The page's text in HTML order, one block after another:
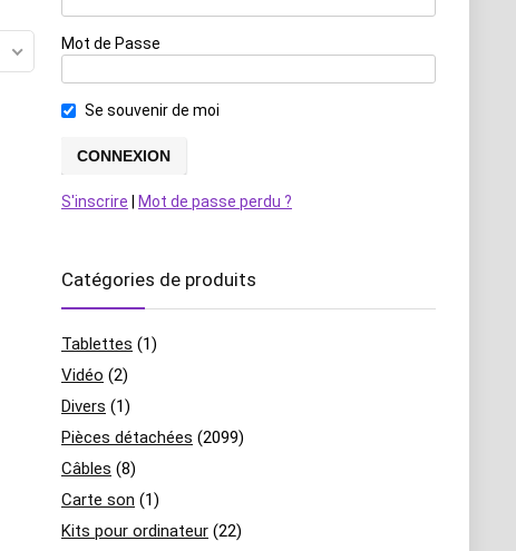
Mot de Passe
Se souvenir de moi
S'inscrire Mot de passe perdu ?
Catégories de produits
Tablettes (1)
Vidéo (2)
Divers (1)
Pièces détachées (2099)
Câbles (8)
Carte son (1)
Kits pour ordinateur (22)